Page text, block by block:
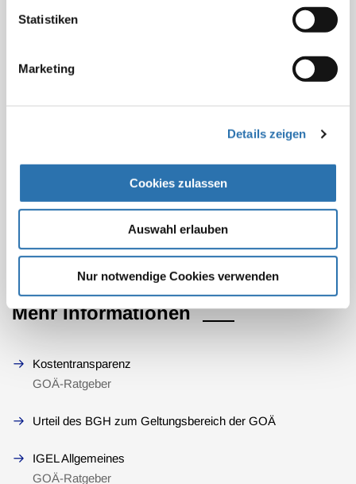
Statistiken
Marketing
Details zeigen
Cookies zulassen
Auswahl erlauben
Nur notwendige Cookies verwenden
berechnet werden müssen. In diesem Fall muss die
beschrieben und mit dem Hinweis nicht nur auf die
Gebührenpositionsnummer der GOÄ, sondern auch
mit der Legende der analog abgegriffenen
Dr. med. Regina Klakow-Franck
(in: Deutsches Ärzteblatt 101, Heft 14 (02.04.2004),
Mehr Informationen
Kostentransparenz
GOÄ-Ratgeber
Urteil des BGH zum Geltungsbereich der GOÄ
IGEL Allgemeines
GOÄ-Ratgeber